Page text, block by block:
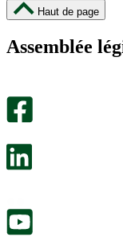
Haut de page
Assemblée